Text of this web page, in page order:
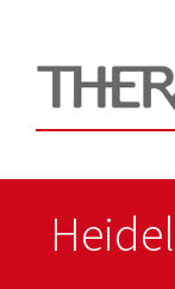
springen